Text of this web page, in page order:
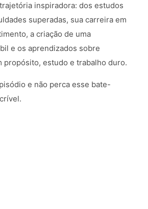
inspiradora: dos estudos
superadas, sua carreira em
a criação de uma
e os aprendizados sobre
propósito, estudo e trabalho duro.
e não perca esse bate-